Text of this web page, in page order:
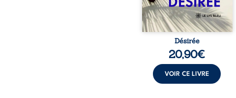
Désirée
20,90€
VOIR CE LIVRE